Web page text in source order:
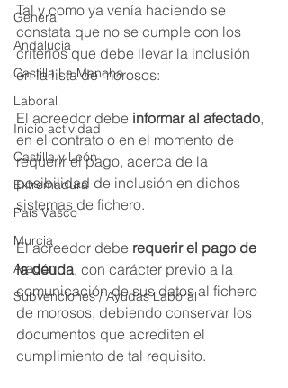
General
Andalucía
Castilla La Mancha
Laboral
Inicio actividad
Castilla y León
Extremadura
País Vasco
Murcia
Aragón
Subvenciones / Ayudas Laboral
Tal y como ya venía haciendo se
constata que no se cumple con los
criterios que debe llevar la inclusión
en la lista de morosos:
El acreedor debe informar al afectado,
en el contrato o en el momento de
requerir el pago, acerca de la
posibilidad de inclusión en dichos
sistemas de fichero.
El acreedor debe requerir el pago de
la deuda, con carácter previo a la
comunicación de sus datos al fichero
de morosos, debiendo conservar los
documentos que acrediten el
cumplimiento de tal requisito.